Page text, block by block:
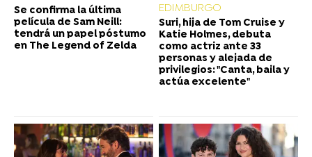
Se confirma la última
película de Sam Neill:
tendrá un papel póstumo
en The Legend of Zelda
EDIMBURGO
Suri, hija de Tom Cruise y
Katie Holmes, debuta
como actriz ante 33
personas y alejada de
privilegios: "Canta, baila y
actúa excelente"